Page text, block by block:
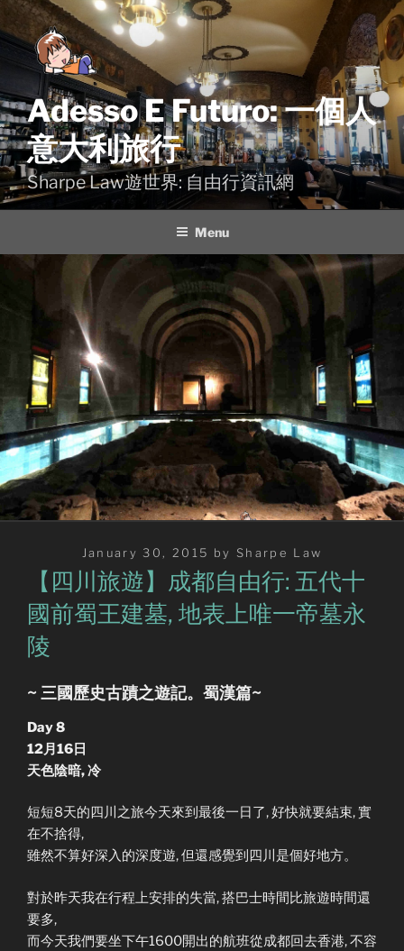
Skip
to
content
Adesso E Futuro: 一個人
意大利旅行
Sharpe Law遊世界: 自由行資訊網
Menu
Posted
on
January 30, 2015 by Sharpe Law
【四川旅遊】成都自由行: 五代十
國前蜀王建墓, 地表上唯一帝墓永
陵
~ 三國歷史古蹟之遊記。蜀漢篇~
Day 8
12月16日
天色陰暗, 冷
短短8天的四川之旅今天來到最後一日了, 好快就要結束, 實
在不捨得,
雖然不算好深入的深度遊, 但還感覺到四川是個好地方。
對於昨天我在行程上安排的失當, 搭巴士時間比旅遊時間還
要多,
而今天我們要坐下午1600開出的航班從成都回去香港, 不容